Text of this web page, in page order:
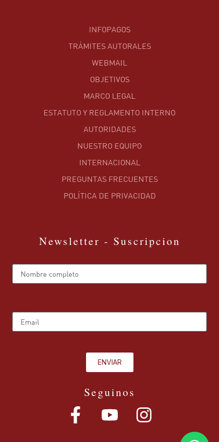
INFOPAGOS
TRÁMITES AUTORALES
WEBMAIL
OBJETIVOS
MARCO LEGAL
ESTATUTO Y REGLAMENTO INTERNO
AUTORIDADES
NUESTRO EQUIPO
INTERNACIONAL
PREGUNTAS FRECUENTES
POLÍTICA DE PRIVACIDAD
Newsletter - Suscripcion
ENVIAR
Seguinos